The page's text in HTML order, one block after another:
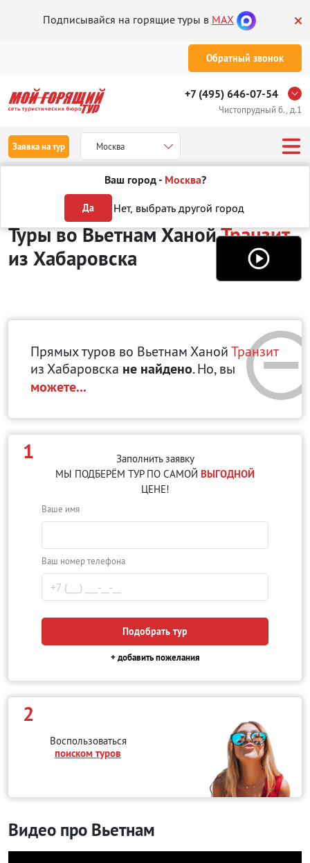
Подписывайся на горящие туры в MAX
Обратный звонок
+7 (495) 646-07-54
Чистопрудный б., д.1
Заявка на тур Москва
Ваш город - Москва?
Да Нет, выбрать другой город
Отдых во Вьетнаме Ханой
Туры во Вьетнам ХанойТранзит
из Хабаровска
Прямых туров во Вьетнам Ханой Транзит
из Хабаровска не найдено. Но, вы
можете...
1
Заполнить заявку
МЫ ПОДБЕРЁМ ТУР ПО САМОЙ ВЫГОДНОЙ
ЦЕНЕ!
Ваше имя
Ваш номер телефона
Подобрать тур
+ добавить пожелания
2
Воспользоваться
поиском туров
Видео про Вьетнам